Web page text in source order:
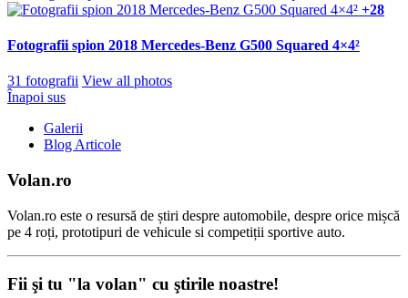
+28
Fotografii spion 2018 Mercedes-Benz G500 Squared 4×4²
31 fotografii View all photos
Înapoi sus
Galerii
Blog Articole
Volan.ro
Volan.ro este o resursă de știri despre automobile, despre orice mișcă
pe 4 roți, prototipuri de vehicule si competiții sportive auto.
Fii şi tu "la volan" cu ştirile noastre!